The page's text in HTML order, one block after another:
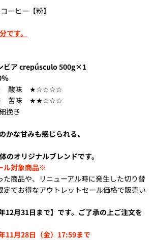
ーヒー【粉】
です。
ビア crepúsculo 500g×1
酸味 ★☆☆☆☆
苦味 ★★☆☆☆
挽き
かな甘みも感じられる、
のオリジナルブレンドです。
ル対象商品※
た商品や、リニューアル時に発生した切り替
定でお得なアウトレットセール価格で販売い
12月31日まで】です。ご了承の上ご注文を
11月28日（金）17:59まで